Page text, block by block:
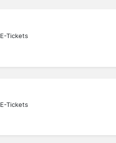
E-Tickets
E-Tickets